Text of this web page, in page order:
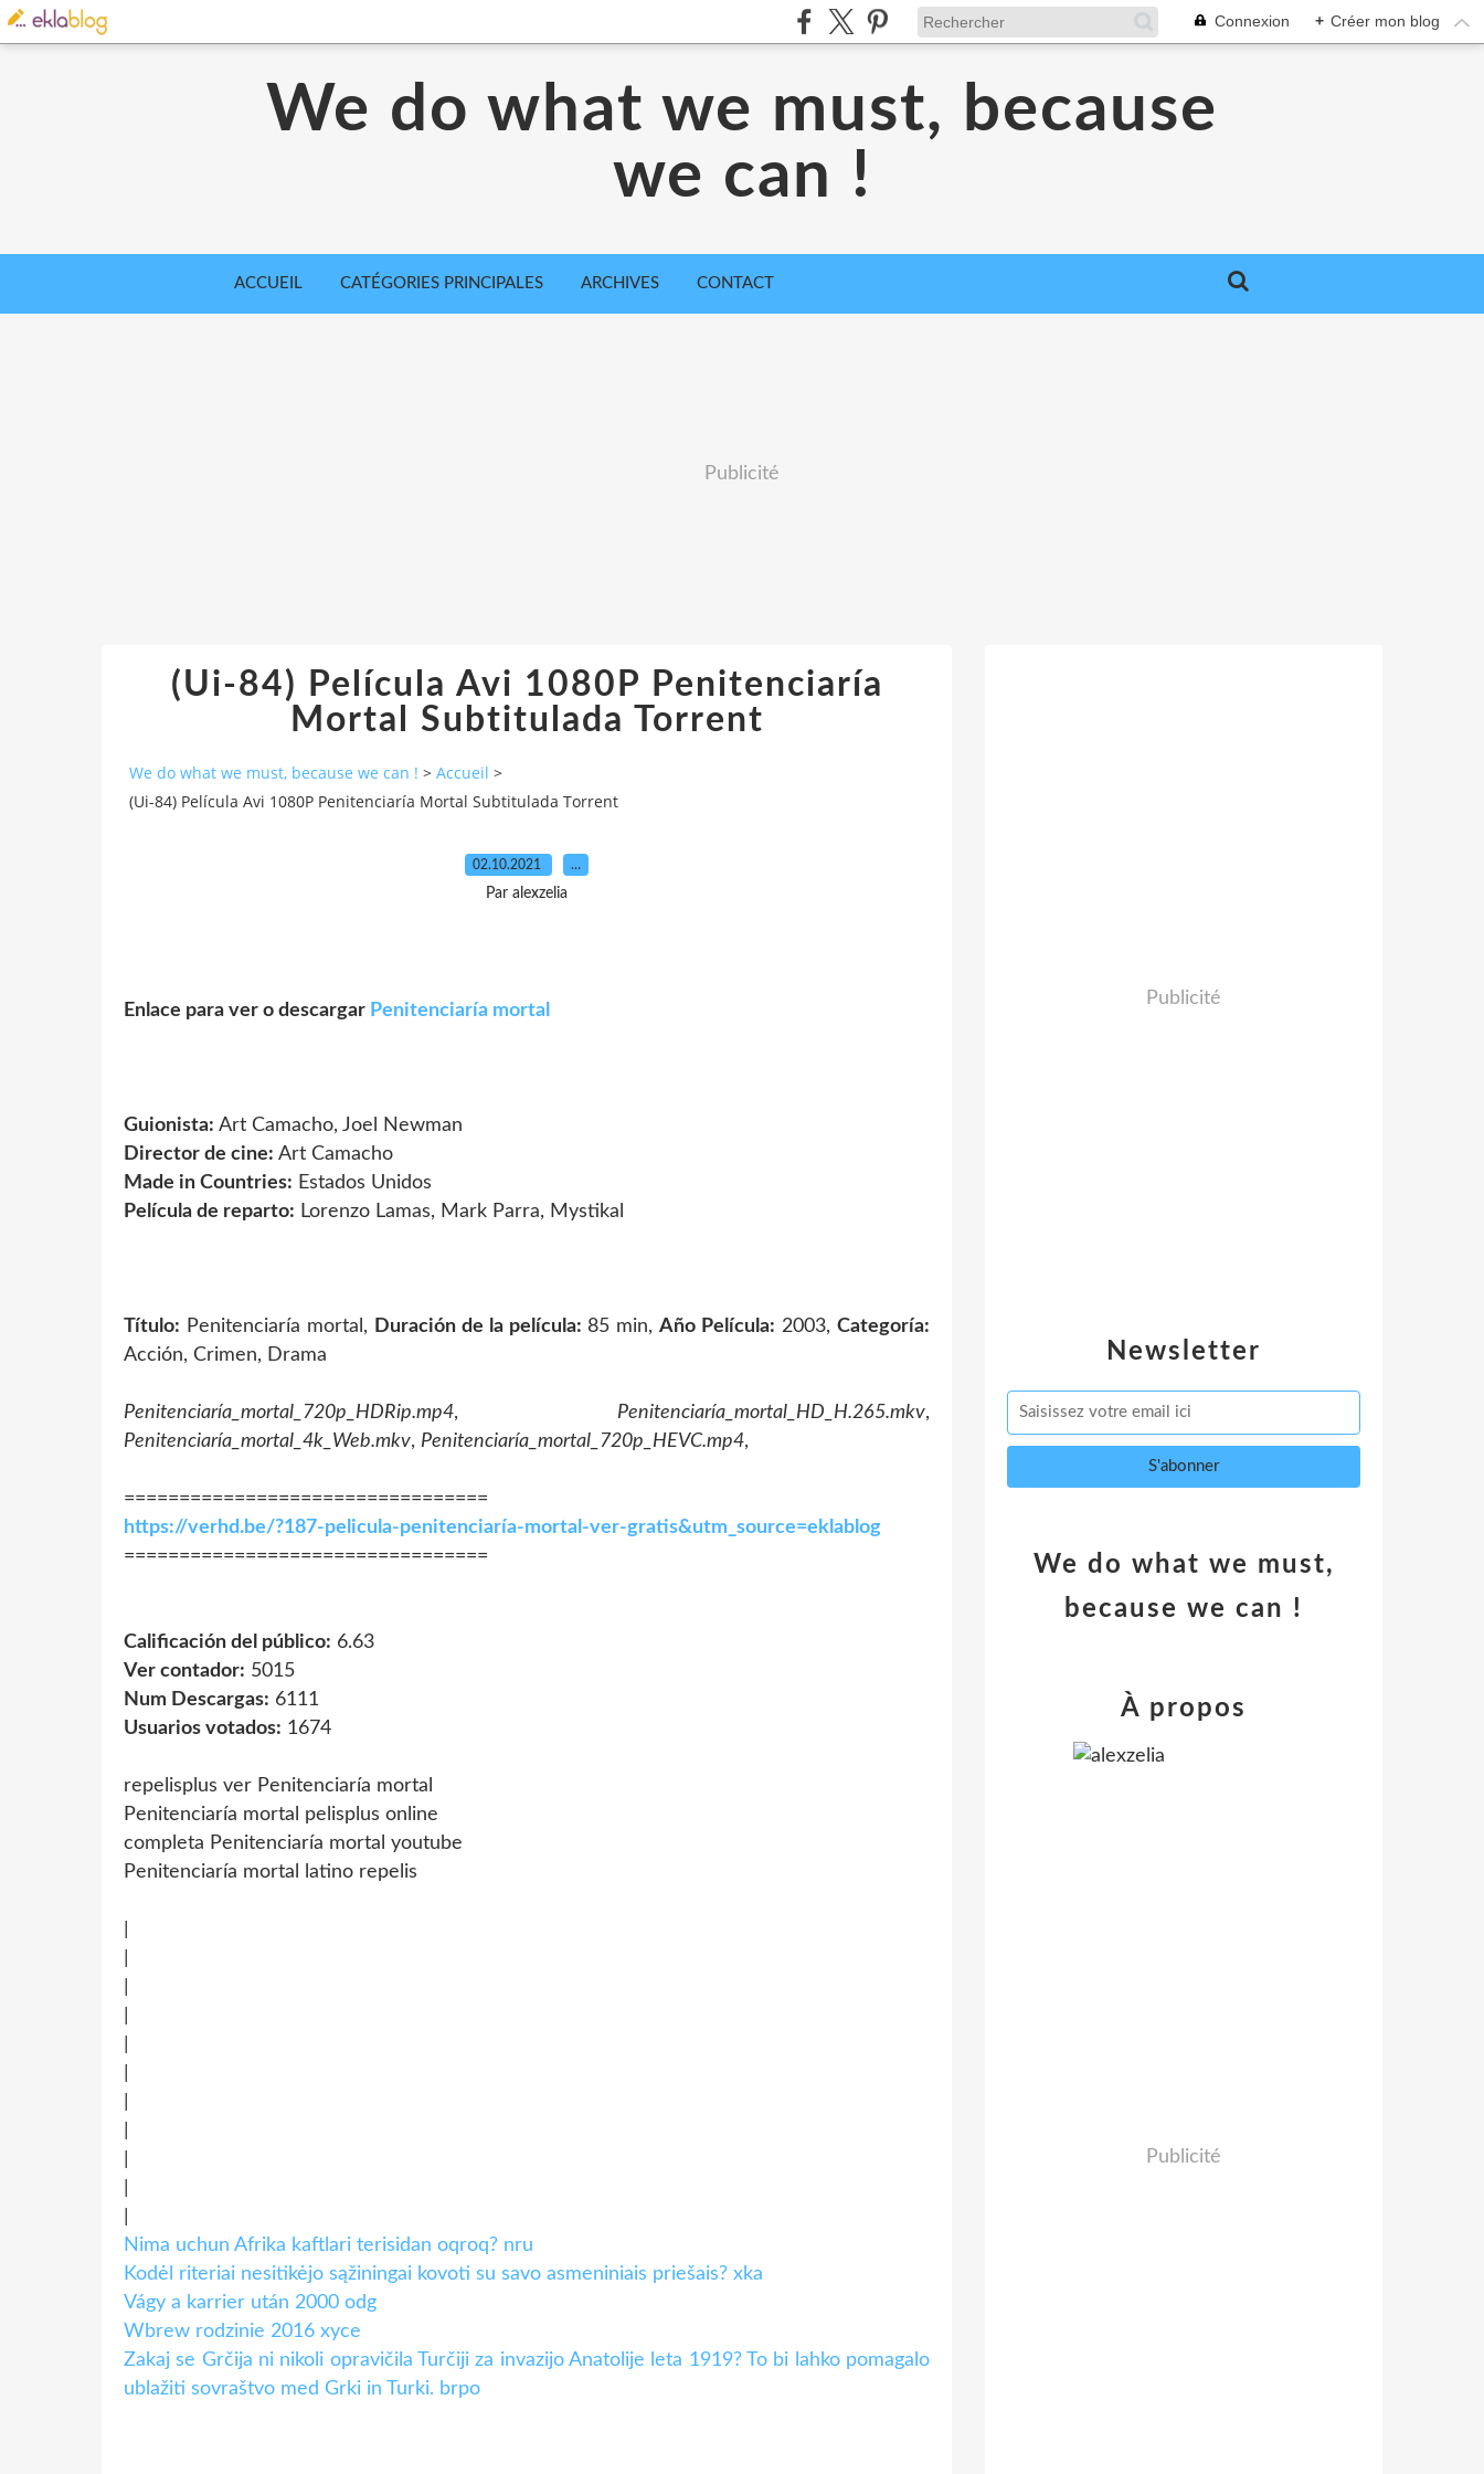
Connexion + Créer mon blog
We do what we must, because
we can !
ACCUEIL CATÉGORIES PRINCIPALES ARCHIVES CONTACT
Publicité
(Ui-84) Película Avi 1080P Penitenciaría
Mortal Subtitulada Torrent
We do what we must, because we can ! > Accueil >
(Ui-84) Película Avi 1080P Penitenciaría Mortal Subtitulada Torrent
02.10.2021 …
Par alexzelia
Enlace para ver o descargar Penitenciaría mortal
Guionista: Art Camacho, Joel Newman
Director de cine: Art Camacho
Made in Countries: Estados Unidos
Película de reparto: Lorenzo Lamas, Mark Parra, Mystikal
Título: Penitenciaría mortal, Duración de la película: 85 min,Año Película: 2003,Categoría:
Acción, Crimen, Drama
Penitenciaría_mortal_720p_HDRip.mp4, Penitenciaría_mortal_HD_H.265.mkv,
Penitenciaría_mortal_4k_Web.mkv, Penitenciaría_mortal_720p_HEVC.mp4,
=================================
https://verhd.be/?187-pelicula-penitenciaría-mortal-ver-gratis&utm_source=eklablog
=================================
Calificación del público: 6.63
Ver contador: 5015
Num Descargas: 6111
Usuarios votados: 1674
repelisplus ver Penitenciaría mortal
Penitenciaría mortal pelisplus online
completa Penitenciaría mortal youtube
Penitenciaría mortal latino repelis
Nima uchun Afrika kaftlari terisidan oqroq? nru
Kodėl riteriai nesitikėjo sąžiningai kovoti su savo asmeniniais priešais? xka
Vágy a karrier után 2000 odg
Wbrew rodzinie 2016 xyce
Zakaj se Grčija ni nikoli opravičila Turčiji za invazijo Anatolije leta 1919? To bi lahko pomagalo
ublažiti sovraštvo med Grki in Turki. brpo
Newsletter
Publicité
We do what we must,
because we can !
À propos
Publicité